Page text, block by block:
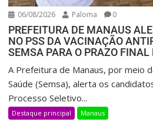
06/08/2026 Paloma 0
PREFEITURA DE MANAUS
NO PSS DA VACINAÇÃO
SEMSA PARA O PRAZO FINAL
A Prefeitura de Manaus, por meio
Saúde (Semsa), alerta os
Processo Seletivo...
Destaque principal Manaus